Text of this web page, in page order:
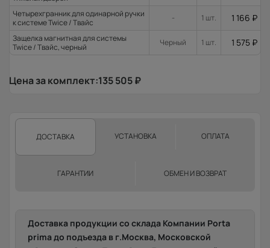
Четырехгранник для одинарной ручки
к системе Twice / Твайс
- 1 шт. 1 166 ₽
Защелка магнитная для системы
Twice / Твайс, черный
Черный 1 шт. 1 575 ₽
Цена за комплект:135 505₽
ДОСТАВКА УСТАНОВКА ОПЛАТА
ГАРАНТИИ ОБМЕН И ВОЗВРАТ
Доставка продукции со склада Компании Porta
prima до подъезда в г.Москва, Московской